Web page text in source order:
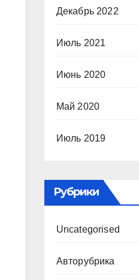
Декабрь 2022
Июль 2021
Июнь 2020
Май 2020
Июль 2019
Рубрики
Uncategorised
Авторубрика